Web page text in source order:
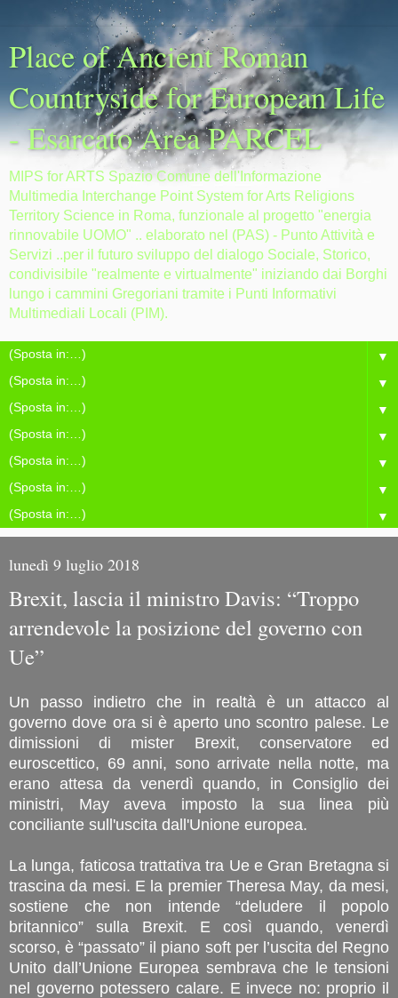
Place of Ancient Roman
Countryside for European Life
- Esarcato Area PARCEL
MIPS for ARTS Spazio Comune dell'Informazione
Multimedia Interchange Point System for Arts Religions
Territory Science in Roma, funzionale al progetto "energia
rinnovabile UOMO" .. elaborato nel (PAS) - Punto Attività e
Servizi ..per il futuro sviluppo del dialogo Sociale, Storico,
condivisibile "realmente e virtualmente" iniziando dai Borghi
lungo i cammini Gregoriani tramite i Punti Informativi
Multimediali Locali (PIM).
▼
▼
▼
▼
▼
▼
▼
lunedì 9 luglio 2018
Brexit, lascia il ministro Davis: “Troppo
arrendevole la posizione del governo con
Ue”
Un passo indietro che in realtà è un attacco al
governo dove ora si è aperto uno scontro palese. Le
dimissioni di mister Brexit, conservatore ed
euroscettico, 69 anni, sono arrivate nella notte, ma
erano attesa da venerdì quando, in Consiglio dei
ministri, May aveva imposto la sua linea più
conciliante sull'uscita dall'Unione europea.
La lunga, faticosa trattativa tra Ue e Gran Bretagna si
trascina da mesi. E la premier Theresa May, da mesi,
sostiene che non intende “deludere il popolo
britannico” sulla Brexit. E così quando, venerdì
scorso, è “passato” il piano soft per l’uscita del Regno
Unito dall’Unione Europea sembrava che le tensioni
nel governo potessero calare. E invece no: proprio il